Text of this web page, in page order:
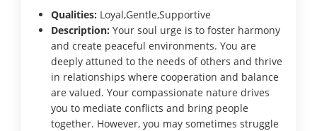
Qualities: Loyal,Gentle,Supportive
Description: Your soul urge is to foster harmony
and create peaceful environments. You are
deeply attuned to the needs of others and thrive
in relationships where cooperation and balance
are valued. Your compassionate nature drives
you to mediate conflicts and bring people
together. However, you may sometimes struggle